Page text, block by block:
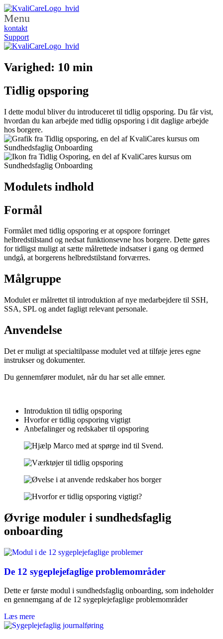
Menu
kontakt
Support
Varighed: 10 min
Tidlig opsporing
I dette modul bliver du introduceret til tidlig opsporing. Du får vist,
hvordan du kan arbejde med tidlig opsporing i dit daglige arbejde
hos borgere.
Modulets indhold
Formål
Formålet med tidlig opsporing er at opspore forringet
helbredstilstand og nedsat funktionsevne hos borgere. Dette gøres
for tidligst muligt at sætte målrettede indsatser i gang og dermed
undgå, at borgerens helbredstilstand forværres.
Målgruppe
Modulet er målrettet til introduktion af nye medarbejdere til SSH,
SSA, SPL og andet fagligt relevant personale.
Anvendelse
Det er muligt at specialtilpasse modulet ved at tilføje jeres egne
instrukser og dokumenter.
Du gennemfører modulet, når du har set alle emner.
Introduktion til tidlig opsporing
Hvorfor er tidlig opsporing vigtigt
Anbefalinger og redskaber til opsporing
Øvrige moduler i sundhedsfaglig
onboarding
De 12 sygeplejefaglige problemområder
Dette er første modul i sundhedsfaglig onboarding, som indeholder
en gennemgang af de 12 sygeplejefaglige problemområder
Læs mere